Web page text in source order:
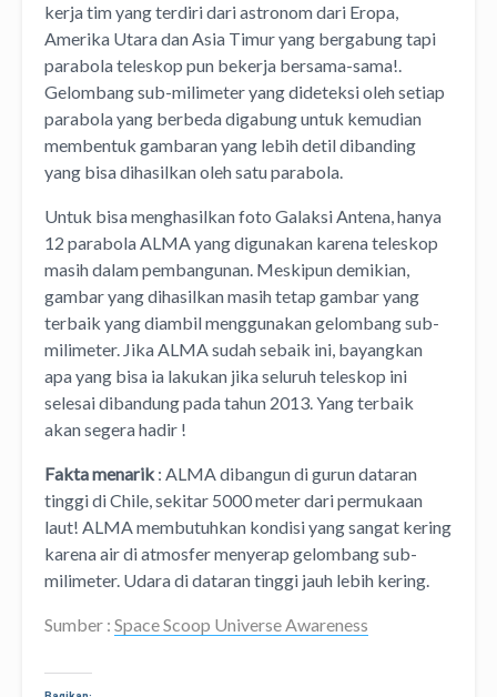
kerja tim yang terdiri dari astronom dari Eropa,
Amerika Utara dan Asia Timur yang bergabung tapi
parabola teleskop pun bekerja bersama-sama!.
Gelombang sub-milimeter yang dideteksi oleh setiap
parabola yang berbeda digabung untuk kemudian
membentuk gambaran yang lebih detil dibanding
yang bisa dihasilkan oleh satu parabola.
Untuk bisa menghasilkan foto Galaksi Antena, hanya
12 parabola ALMA yang digunakan karena teleskop
masih dalam pembangunan. Meskipun demikian,
gambar yang dihasilkan masih tetap gambar yang
terbaik yang diambil menggunakan gelombang sub-
milimeter. Jika ALMA sudah sebaik ini, bayangkan
apa yang bisa ia lakukan jika seluruh teleskop ini
selesai dibandung pada tahun 2013. Yang terbaik
akan segera hadir !
Fakta menarik: ALMA dibangun di gurun dataran
tinggi di Chile, sekitar 5000 meter dari permukaan
laut! ALMA membutuhkan kondisi yang sangat kering
karena air di atmosfer menyerap gelombang sub-
milimeter. Udara di dataran tinggi jauh lebih kering.
Sumber : Space Scoop Universe Awareness